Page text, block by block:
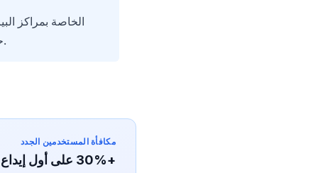
للعمل مع تطبيق المراسلة، تحتاج إلى بروكسيات مع عناوين IP "حقيقية" لمستخدمين حقيقيين.
مكافأة المستخدمين الجدد
+30% على أول إيداع